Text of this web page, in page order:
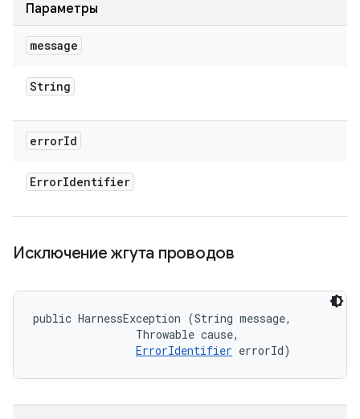
Параметры
message
String
errorId
ErrorIdentifier
Исключение жгута проводов
public HarnessException (String message,
                Throwable cause,
ErrorIdentifier errorId)